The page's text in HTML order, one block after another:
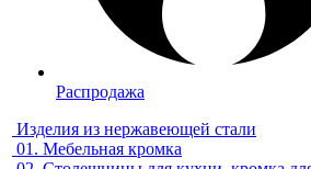
Распродажа
Изделия из нержавеющей стали
01. Мебельная кромка